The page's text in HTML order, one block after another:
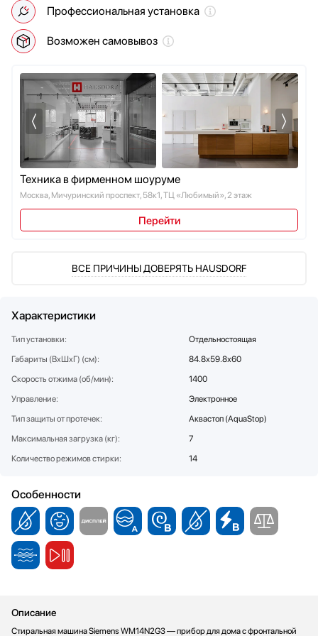
Мойки
Мясорубки
Обогреватели
Очистители воздуха
Пароварки
Паровые шкафы для одежды
Парогенераторы
Подогреватели
Посудомоечные машины
Пылесосы
Смесители
Сушильные машины
Телевизоры
Тостеры
Увлажнители воздуха
Утюги
Фены
Холодильное оборудование
Хьюмидоры
Чайники
Zigmund Shtain
Профессиональная установка
Возможен самовывоз
Техника в фирменном шоуруме
Москва, Мичуринский проспект, 58к1, ТЦ «Любимый», 2 этаж
Перейти
ВСЕ ПРИЧИНЫ ДОВЕРЯТЬ HAUSDORF
Характеристики
Тип установки:
Отдельностоящая
Габариты (ВхШхГ) (см):
84.8х59.8х60
Скорость отжима (об/мин):
1400
Управление:
Электронное
Тип защиты от протечек:
Аквастоп (AquaStop)
Максимальная загрузка (кг):
7
Количество режимов стирки:
14
Особенности
Описание
Стиральная машина Siemens WM14N2G3 — прибор для дома с фронтальной